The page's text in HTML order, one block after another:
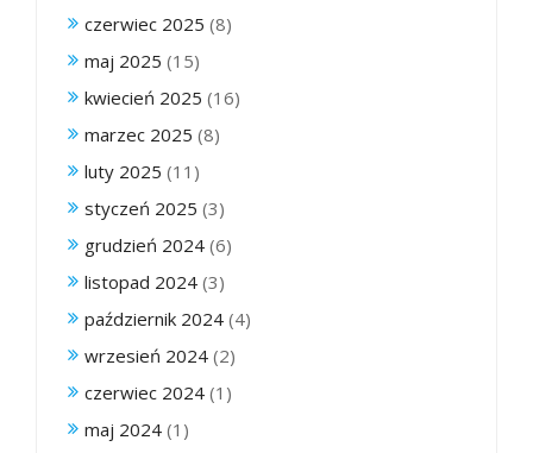
czerwiec 2025 (8)
maj 2025 (15)
kwiecień 2025 (16)
marzec 2025 (8)
luty 2025 (11)
styczeń 2025 (3)
grudzień 2024 (6)
listopad 2024 (3)
październik 2024 (4)
wrzesień 2024 (2)
czerwiec 2024 (1)
maj 2024 (1)